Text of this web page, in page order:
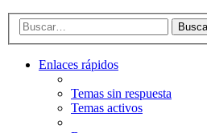
Enlaces rápidos
Temas sin respuesta
Temas activos